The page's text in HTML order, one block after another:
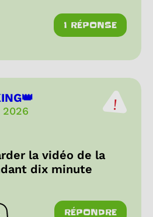
1 RÉPONSE
2026
la vidéo de la
dix minute
RÉPONDRE